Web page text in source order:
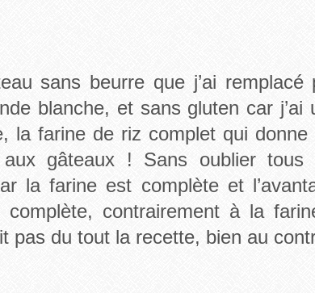
sans beurre que j’ai
blanche, et sans gluten car j’ai
la farine de riz complet qui donne
gâteaux ! Sans oublier tous
la farine est complète et
contrairement à la
pas du tout la recette, bien au